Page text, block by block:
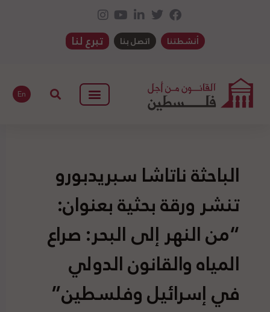
أنشطتنا اتصل بنا تبرع لنا
En
الباحثة ناتاشا سبريدبورو
تنشر ورقة بحثية بعنوان:
“من النهر إلى البحر: صراع
المياه والقانون الدولي
في إسرائيل وفلسطين”